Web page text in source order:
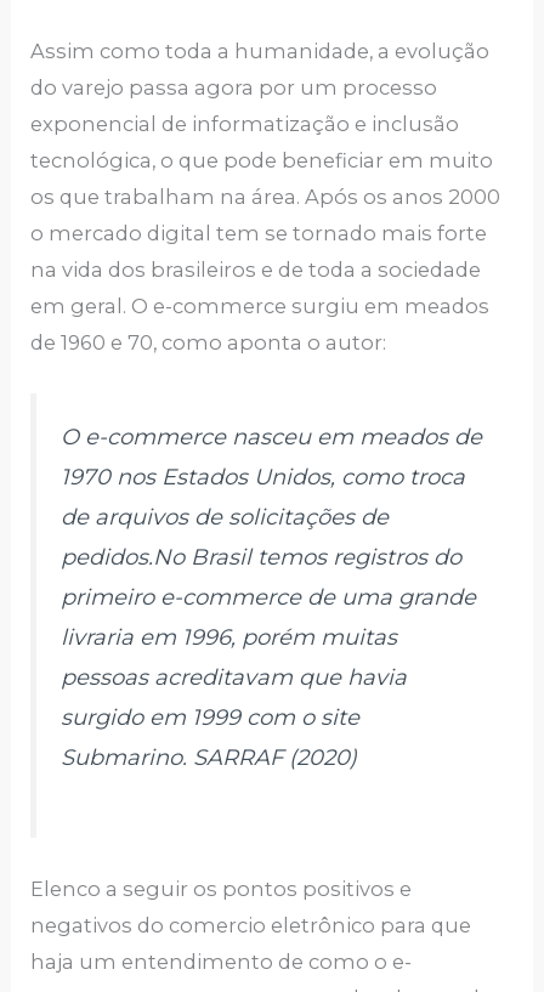
Assim como toda a humanidade, a evolução
do varejo passa agora por um processo
exponencial de informatização e inclusão
tecnológica, o que pode beneficiar em muito
os que trabalham na área. Após os anos 2000
o mercado digital tem se tornado mais forte
na vida dos brasileiros e de toda a sociedade
em geral. O e-commerce surgiu em meados
de 1960 e 70, como aponta o autor:
O e-commerce nasceu em meados de
1970 nos Estados Unidos, como troca
de arquivos de solicitações de
pedidos.No Brasil temos registros do
primeiro e-commerce de uma grande
livraria em 1996, porém muitas
pessoas acreditavam que havia
surgido em 1999 com o site
Submarino. SARRAF (2020)
Elenco a seguir os pontos positivos e
negativos do comercio eletrônico para que
haja um entendimento de como o e-